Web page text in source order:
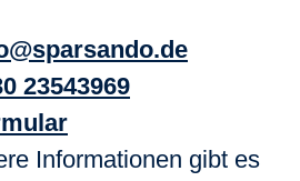
23543969
Informationen gibt es